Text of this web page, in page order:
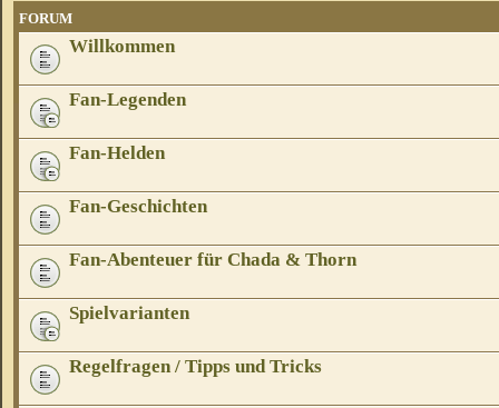
FORUM
Willkommen
Fan-Legenden
Fan-Helden
Fan-Geschichten
Fan-Abenteuer für Chada & Thorn
Spielvarianten
Regelfragen / Tipps und Tricks